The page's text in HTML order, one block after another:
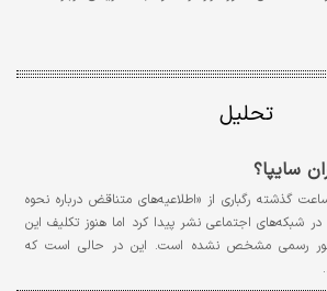
تحلیل
سایپا؟
۳۰ ساعت گذشته رگباری از «اطلاعیه‌های متناقض‌ درباره نحوه
در شبکه‌های اجتماعی نشر پیدا کرد اما هنوز تکلیف این
رسمی مشخص نشده است. این در حالی است که